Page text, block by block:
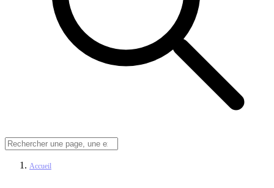
Accueil